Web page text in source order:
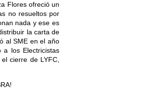
Flores ofreció un
no resueltos por
nada y ese es
la carta de
al SME en el año
los Electricistas
cierre de LYFC,